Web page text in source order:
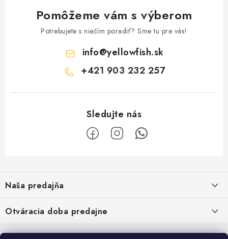
Pomôžeme vám s výberom
Potrebujete s niečím poradiť? Sme tu pre vás!
info@yellowfish.sk
+421 903 232 257
p
ä
i
Naša predajňa
Námestie Slobody 1164/1,
946 32 Marcelová
Google map - plánovanie cesty
Otváracia doba predajne
Pondelok-Piatok: 8.00-17.00 hod.